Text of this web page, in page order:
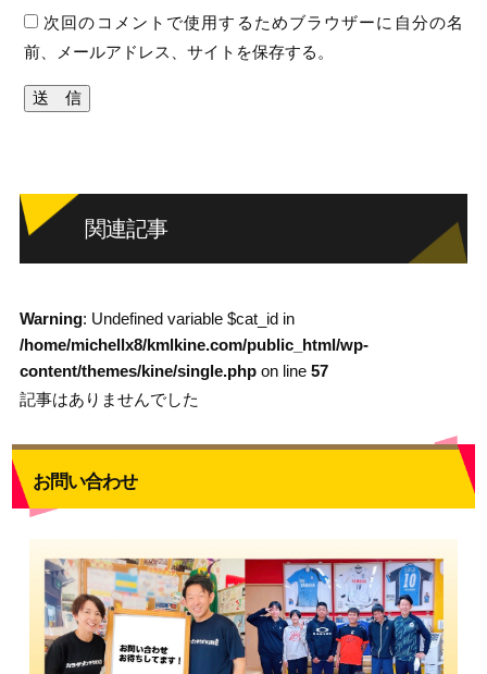
次回のコメントで使用するためブラウザーに自分の名
前、メールアドレス、サイトを保存する。
関連記事
Warning: Undefined variable $cat_id in
/home/michellx8/kmlkine.com/public_html/wp-
content/themes/kine/single.phpon line 57
記事はありませんでした
お問い合わせ